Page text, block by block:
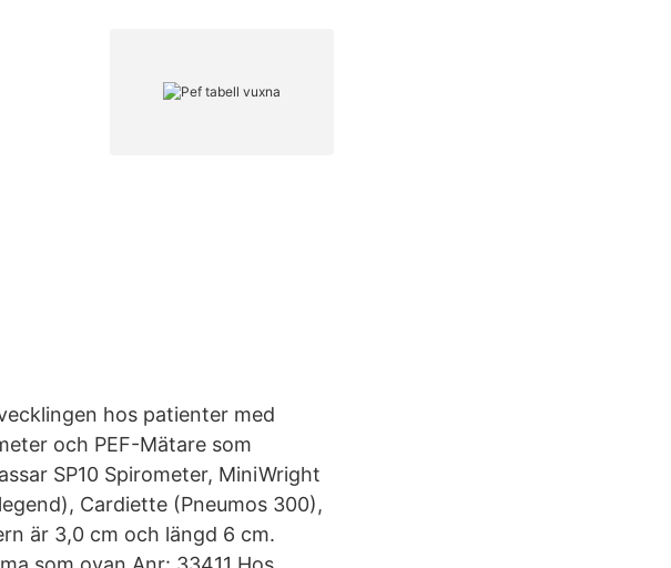
hos patienter med
och PEF-Mätare som
SP10 Spirometer, MiniWright
Cardiette (Pneumos 300),
är 3,0 cm och längd 6 cm.